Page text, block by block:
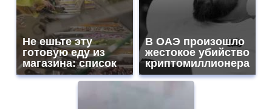
Не ешьте эту
готовую еду из
магазина: список
В ОАЭ произошло
жестокое убийство
криптомиллионера